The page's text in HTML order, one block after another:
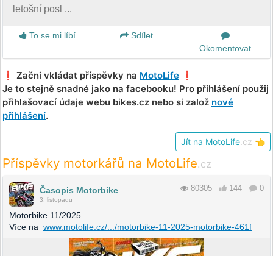
letošní posl ...
To se mi líbí
Sdílet
Okomentovat
❗️ Začni vkládat příspěvky na MotoLife ❗️
Je to stejně snadné jako na facebooku! Pro přihlášení použij
přihlašovací údaje webu bikes.cz nebo si založ nové
přihlášení.
Jít na MotoLife .cz 👈
Příspěvky motorkářů na MotoLife.cz
Časopis Motorbike
3. listopadu
80305 144 0
Motorbike 11/2025
Více na www.motolife.cz/.../motorbike-11-2025-motorbike-461f